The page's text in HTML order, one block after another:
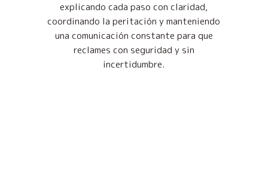
explicando cada paso con claridad,
coordinando la peritación y manteniendo
una comunicación constante para que
reclames con seguridad y sin
incertidumbre.